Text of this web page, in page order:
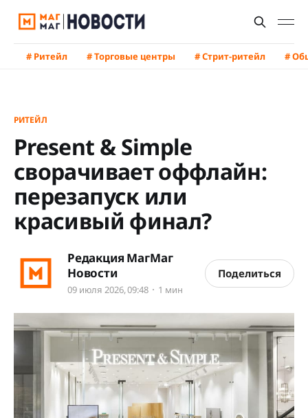
# Ритейл # Торговые центры # Стрит-ритейл #
РИТЕЙЛ
Present & Simple
сворачивает оффлайн:
перезапуск или
красивый финал?
Редакция МагМаг
Новости
09 июля 2026, 09:48 1 мин
Поделиться